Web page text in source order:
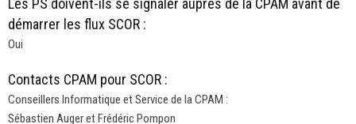
Les PS doivent-ils se signaler auprès de la CPAM avant de
démarrer les flux SCOR :
Oui
Contacts CPAM pour SCOR :
Conseillers Informatique et Service de la CPAM :
Sébastien Auger et Frédéric Pompon